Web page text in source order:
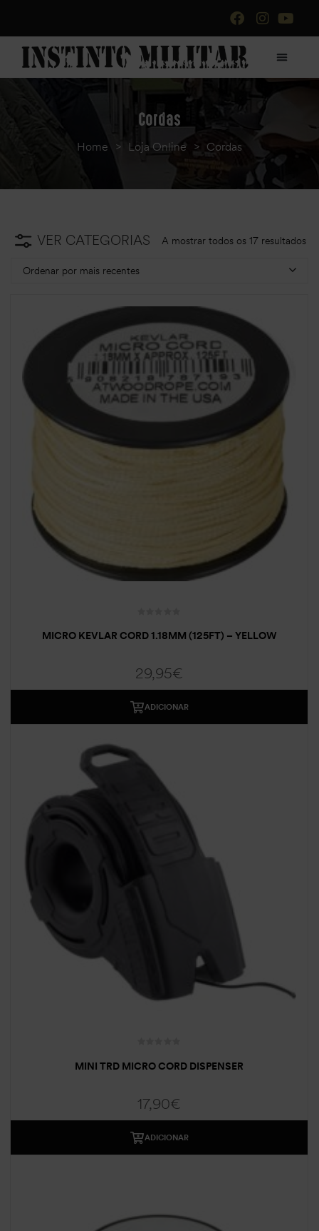
Cordas
Home > Loja Online > Cordas
VER CATEGORIAS A mostrar todos os 17 resultados
Ordenar por mais recentes
MICRO KEVLAR CORD 1.18MM (125FT) – YELLOW
29,95€
ADICIONAR
MINI TRD MICRO CORD DISPENSER
17,90€
ADICIONAR